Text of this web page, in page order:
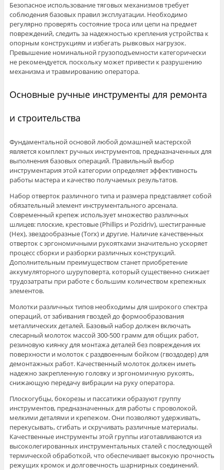
Безопасное использование тяговых механизмов требует
соблюдения базовых правил эксплуатации. Необходимо
регулярно проверять состояние троса или цепи на предмет
повреждений, следить за надежностью крепления устройства к
опорным конструкциям и избегать рывковых нагрузок.
Превышение номинальной грузоподъемности категорически
не рекомендуется, поскольку может привести к разрушению
механизма и травмированию оператора.
Основные ручные инструменты для ремонта
и строительства
Фундаментальной основой любой домашней мастерской
является комплект ручных инструментов, предназначенных для
выполнения базовых операций. Правильный выбор
инструментария этой категории определяет эффективность
работы мастера и качество получаемых результатов.
Набор отверток различного типа и размера представляет собой
обязательный элемент инструментального арсенала.
Современный крепеж использует множество различных
шлицев: плоские, крестовые (Phillips и Pozidriv), шестигранные
(Hex), звездообразные (Torx) и другие. Наличие качественных
отверток с эргономичными рукоятками значительно ускоряет
процесс сборки и разборки различных конструкций.
Дополнительным преимуществом станет приобретение
аккумуляторного шуруповерта, который существенно снижает
трудозатраты при работе с большим количеством крепежных
элементов.
Молотки различных типов необходимы для широкого спектра
операций, от забивания гвоздей до формообразования
металлических деталей. Базовый набор должен включать
слесарный молоток массой 300-500 грамм для общих работ,
резиновую киянку для монтажа деталей без повреждения их
поверхности и молоток с раздвоенным бойком (гвоздодер) для
демонтажных работ. Качественный молоток должен иметь
надежно закрепленную головку и эргономичную рукоять,
снижающую передачу вибрации на руку оператора.
Плоскогубцы, бокорезы и пассатижи образуют группу
инструментов, предназначенных для работы с проволокой,
мелкими деталями и крепежом. Они позволяют удерживать,
перекусывать, сгибать и скручивать различные материалы.
Качественные инструменты этой группы изготавливаются из
высоколегированных инструментальных сталей с последующей
термической обработкой, что обеспечивает высокую прочность
режущих кромок и долговечность шарнирных соединений.